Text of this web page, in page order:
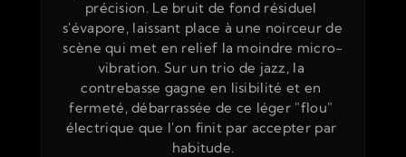
précision. Le bruit de fond résiduel
s'évapore, laissant place à une noirceur de
scène qui met en relief la moindre micro-
vibration. Sur un trio de jazz, la
contrebasse gagne en lisibilité et en
fermeté, débarrassée de ce léger "flou"
électrique que l'on finit par accepter par
habitude.